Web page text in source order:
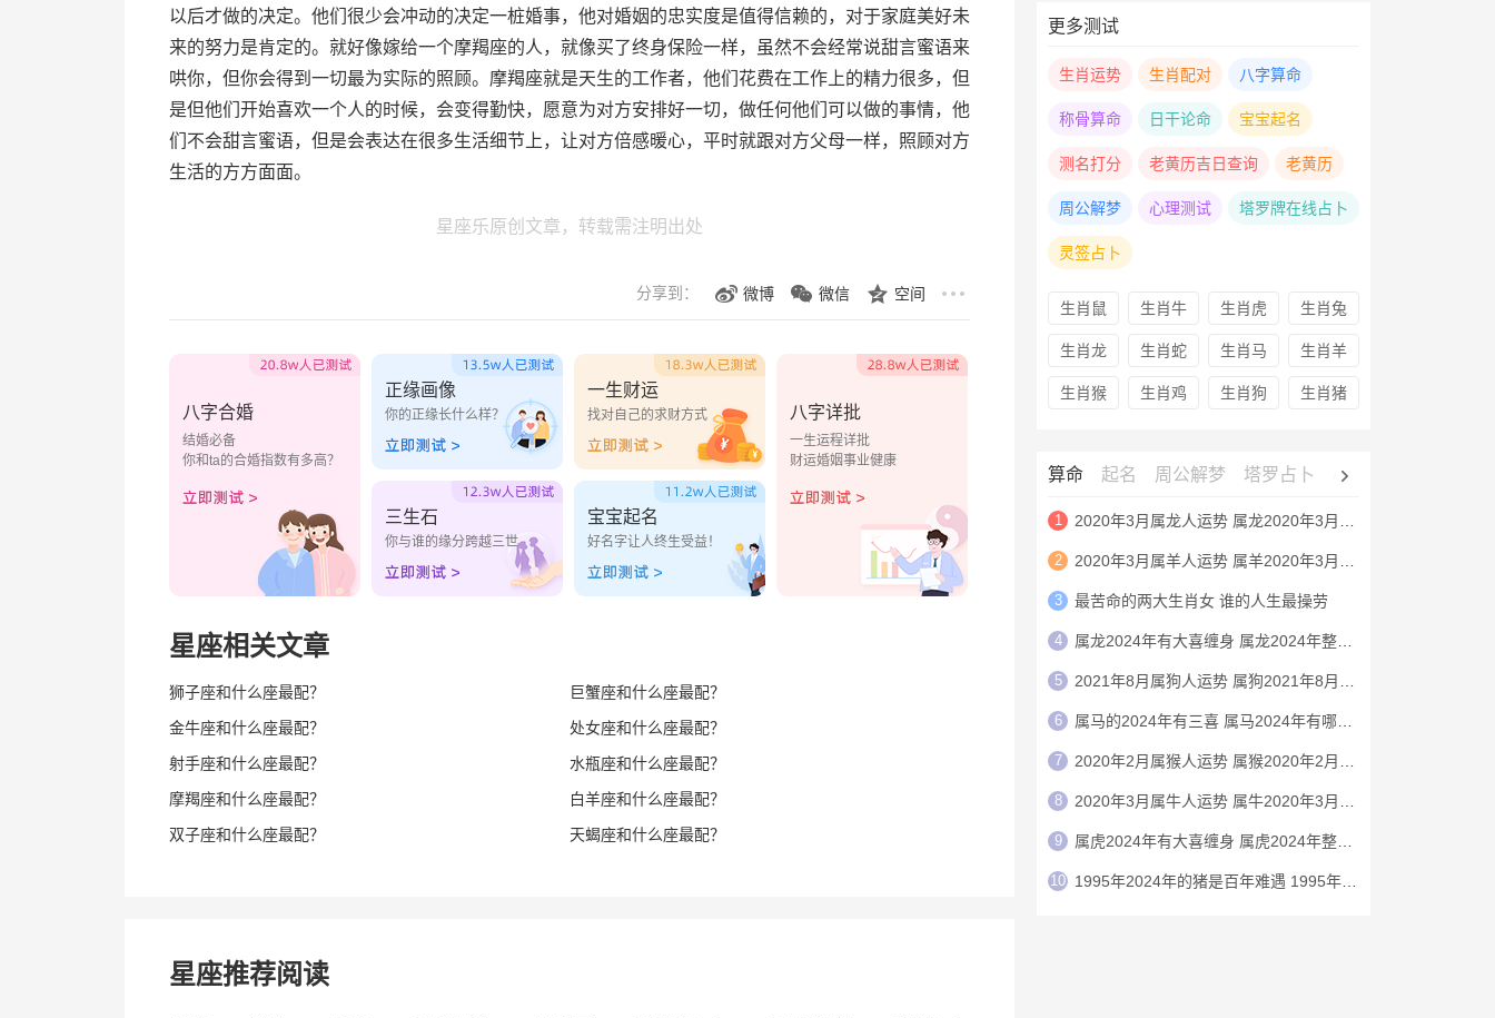
以后才做的决定。他们很少会冲动的决定一桩婚事，他对婚姻的忠实度是值得信赖的，对于家庭美好未
来的努力是肯定的。就好像嫁给一个摩羯座的人，就像买了终身保险一样，虽然不会经常说甜言蜜语来
哄你，但你会得到一切最为实际的照顾。摩羯座就是天生的工作者，他们花费在工作上的精力很多，但
是但他们开始喜欢一个人的时候，会变得勤快，愿意为对方安排好一切，做任何他们可以做的事情，他
们不会甜言蜜语，但是会表达在很多生活细节上，让对方倍感暖心，平时就跟对方父母一样，照顾对方
生活的方方面面。
星座乐原创文章，转载需注明出处
分享到： 微博 微信 空间
八字合婚
结婚必备
你和ta的合婚指数有多高？
正缘画像
你的正缘长什么样？
一生财运
找对自己的求财方式
三生石
你与谁的缘分跨越三世
宝宝起名
好名字让人终生受益！
八字详批
一生运程详批
财运婚姻事业健康
星座相关文章
狮子座和什么座最配？
巨蟹座和什么座最配？
金牛座和什么座最配？
处女座和什么座最配？
射手座和什么座最配？
水瓶座和什么座最配？
摩羯座和什么座最配？
白羊座和什么座最配？
双子座和什么座最配？
天蝎座和什么座最配？
星座推荐阅读
更多测试
生肖运势 生肖配对 八字算命
称骨算命 日干论命 宝宝起名
测名打分 老黄历吉日查询 老黄历
周公解梦 心理测试 塔罗牌在线占卜
灵签占卜
生肖鼠 生肖牛 生肖虎 生肖兔
生肖龙 生肖蛇 生肖马 生肖羊
生肖猴 生肖鸡 生肖狗 生肖猪
算命 起名 周公解梦 塔罗占卜 心理测试
1 2020年3月属龙人运势 属龙2020年3月运程
2 2020年3月属羊人运势 属羊2020年3月运程
3 最苦命的两大生肖女 谁的人生最操劳
4 属龙2024年有大喜缠身 属龙2024年整体运势
5 2021年8月属狗人运势 属狗2021年8月运程
6 属马的2024年有三喜 属马2024年有哪三喜
7 2020年2月属猴人运势 属猴2020年2月运程
8 2020年3月属牛人运势 属牛2020年3月运程
9 属虎2024年有大喜缠身 属虎2024年整体运势
10 1995年2024年的猪是百年难遇 1995年2024年猪运势如何